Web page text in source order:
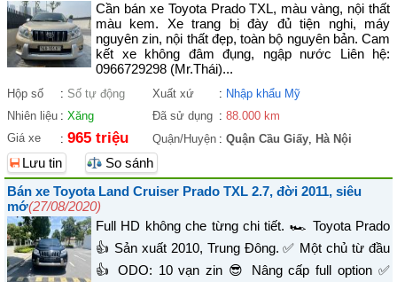
Cần bán xe Toyota Prado TXL, màu vàng, nội thất
màu kem. Xe trang bị đày đủ tiện nghi, máy
nguyên zin, nội thất đẹp, toàn bộ nguyên bản. Cam
kết xe không đâm đụng, ngập nước Liên hệ:
0966729298 (Mr.Thái)...
Hộp số : Số tự động Xuất xứ : Nhập khẩu Mỹ
Nhiên liệu : Xăng Đã sử dụng : 88.000 km
Giá xe
: 965 triệu Quận/Huyện : Quận Cầu Giấy, Hà Nội
Lưu tin
So sánh
Bán xe Toyota Land Cruiser Prado TXL 2.7, đời 2011, siêu
mớ(27/08/2020)
Full HD không che từng chi tiết. 🏎 Toyota Prado
👍 Sản xuất 2010, Trung Đông. ✅ Một chủ từ đầu
👍 ODO: 10 vạn zin 😎 Nâng cấp full option ✅